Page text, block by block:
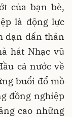
của bạn bè,
là động lực
dạn dấn thân
hát Nhạc vũ
cả nước về
buổi đổ mồ
đồng nghiệp
cao những